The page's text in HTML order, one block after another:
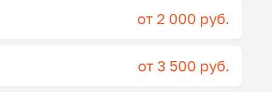
от 2 000 руб.
от 3 500 руб.